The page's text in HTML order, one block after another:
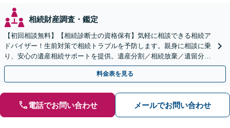
相続財産調査・鑑定
【初回相談無料】【相続診断士の資格保有】気軽に相談できる相続ア
ドバイザー！生前対策で相続トラブルを予防します。親身に相談に乗
り、安心の遺産相続サポートを提供。遺産分割／相続放棄／遺留分も
お任せ！【出張サポート】【完全個室】【丸太町駅6分】
料金表を見る
電話でお問い合わせ メールでお問い合わせ